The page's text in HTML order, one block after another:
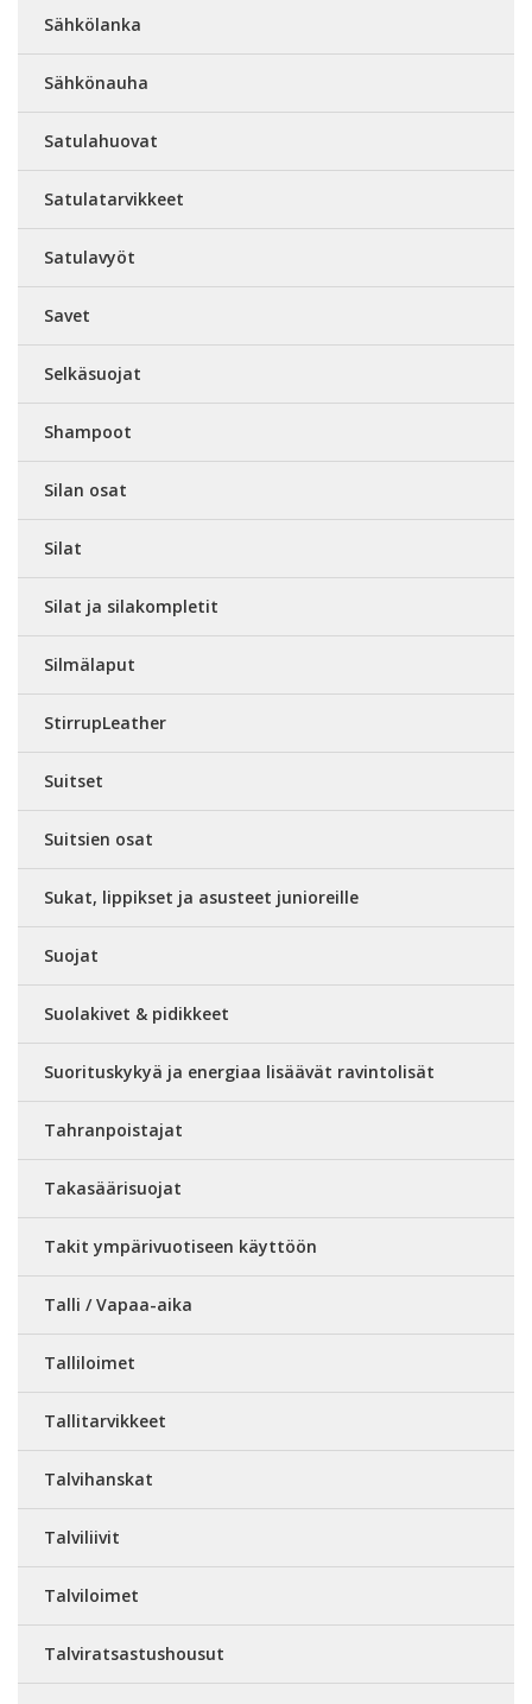
Sähkölanka
Sähkönauha
Satulahuovat
Satulatarvikkeet
Satulavyöt
Savet
Selkäsuojat
Shampoot
Silan osat
Silat
Silat ja silakompletit
Silmälaput
StirrupLeather
Suitset
Suitsien osat
Sukat, lippikset ja asusteet junioreille
Suojat
Suolakivet & pidikkeet
Suorituskykyä ja energiaa lisäävät ravintolisät
Tahranpoistajat
Takasäärisuojat
Takit ympärivuotiseen käyttöön
Talli / Vapaa-aika
Talliloimet
Tallitarvikkeet
Talvihanskat
Talviliivit
Talviloimet
Talviratsastushousut